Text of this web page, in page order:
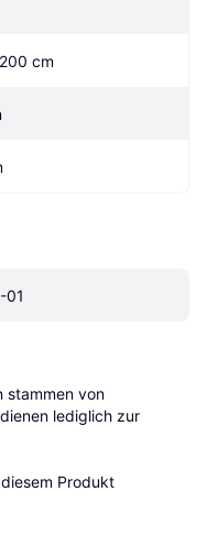
cm
01
stammen von
lediglich zur
Produkt